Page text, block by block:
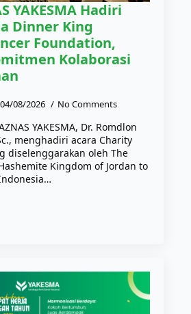
YAKESMA Hadiri
Dinner King
Foundation,
Kolaborasi
04/08/2026 No Comments
YAKESMA, Dr. Romdlon
menghadiri acara Charity
diselenggarakan oleh The
Kingdom of Jordan to